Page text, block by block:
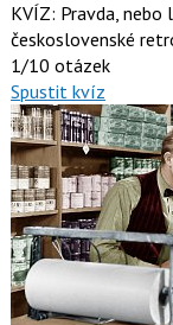
KVÍZ: Pravda, nebo
československé
1/10 otázek
Spustit kvíz